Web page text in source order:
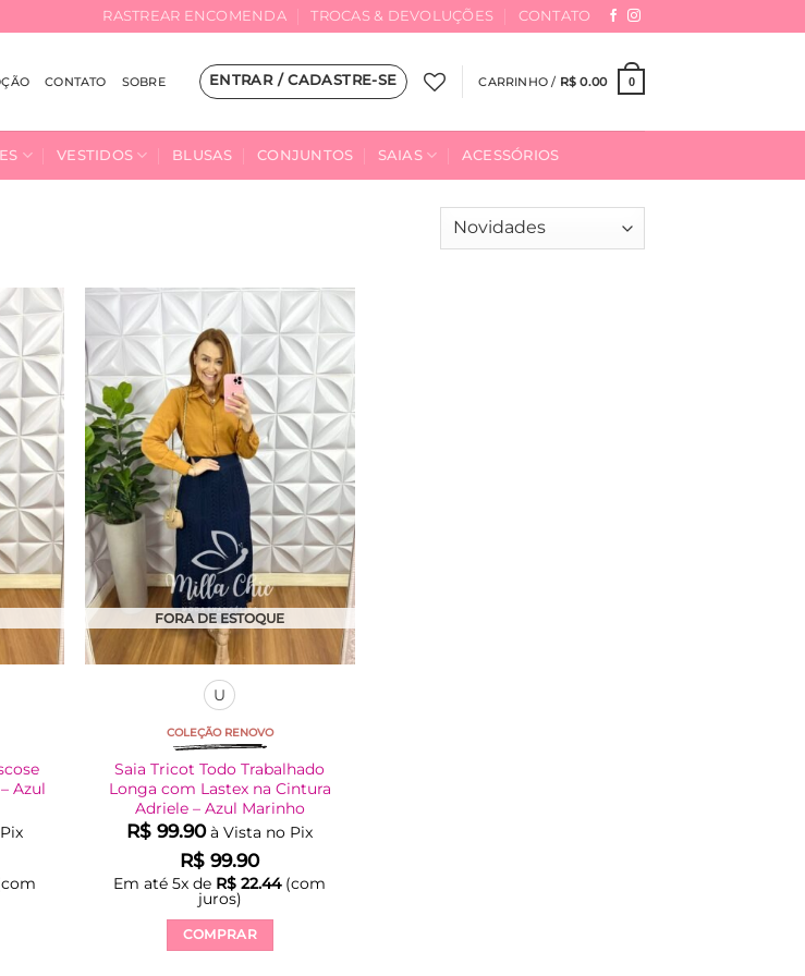
RASTREAR ENCOMENDA TROCAS & DEVOLUÇÕES CONTATO
CONTATO SOBRE ENTRAR / CADASTRE-SE CARRINHO / R$ 0.00 0
VESTIDOS BLUSAS CONJUNTOS SAIAS ACESSÓRIOS
Lista
Azul
Adicionar
à Lista
FORA DE ESTOQUE
U
COLEÇÃO RENOVO
Saia Tricot Todo Trabalhado
Longa com Lastex na Cintura
Adriele – Azul Marinho
R$ 99.90 à Vista no Pix
R$ 99.90
Em até5x de R$ 22.44(com
juros)
COMPRAR